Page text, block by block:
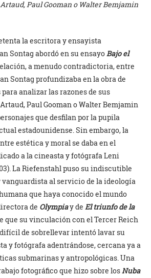
Paul Gooman o Walter Bemjamin
la escritora y ensayista
Sontag abordó en su ensayoBajo el
a menudo contradictoria, entre
Sontag profundizaba en la obra de
analizar las razones de sus
Paul Gooman o Walter Bemjamin
que desfilan por la pupila
estadounidense. Sin embargo, la
estética y moral se daba en el
a la cineasta y fotógrafa Leni
La Riefenstahl puso su indiscutible
al servicio de la ideología
que haya conocido el mundo
de Olympiay de El triunfo de la
que su vinculación con el Tercer Reich
de sobrellevar intentó lavar su
y fotógrafa adentrándose, cercana ya a
submarinas y antropológicas. Una
fotográfico que hizo sobre losNuba